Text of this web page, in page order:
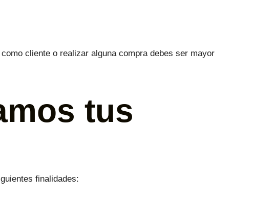
cliente o realizar alguna compra debes ser mayor
tus
finalidades: